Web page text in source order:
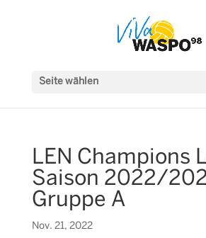
Seite wählen
LEN Champions
Saison 2022/
Gruppe A
Nov. 21, 2022